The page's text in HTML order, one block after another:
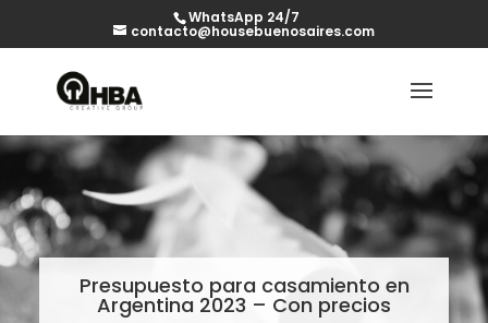
WhatsApp 24/7
contacto@housebuenosaires.com
Presupuesto para casamiento en
Argentina 2023 – Con precios